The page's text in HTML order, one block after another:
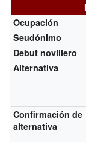
Ocupación
Seudónimo
Debut novillero
Alternativa
Confirmación de
alternativa